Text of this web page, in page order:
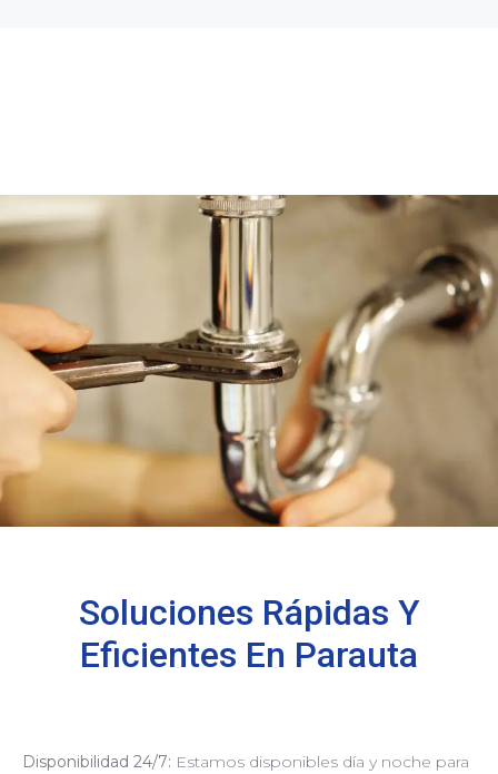
Soluciones Rápidas Y
Eficientes En Parauta
Disponibilidad 24/7: Estamos disponibles día y noche para